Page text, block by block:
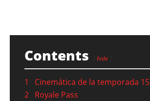
Contents hide
1
Cinemática de la temporada 15
2 Royale Pass